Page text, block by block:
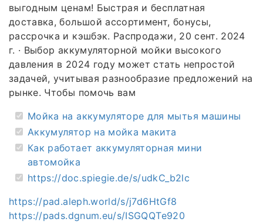
выгодным ценам! Быстрая и бесплатная
доставка, большой ассортимент, бонусы,
рассрочка и кэшбэк. Распродажи, 20 сент. 2024
г. · Выбор аккумуляторной мойки высокого
давления в 2024 году может стать непростой
задачей, учитывая разнообразие предложений на
рынке. Чтобы помочь вам
Мойка на аккумуляторе для мытья машины
Аккумулятор на мойка макита
Как работает аккумуляторная мини
автомойка
https://doc.spiegie.de/s/udkC_b2lc
https://pad.aleph.world/s/j7d6HtGf8
https://pads.dgnum.eu/s/ISGQQTe920